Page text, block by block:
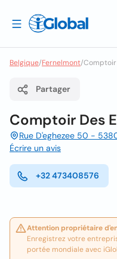
Belgique/Fernelmont/
Partager
Comptoir Des
Rue D'eghezee 50 -
Écrire un avis
+32 473408576
Attention propriétaire
Enregistrez votre
portée mondiale avec